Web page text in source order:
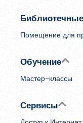
Помещение для
Обучение
Мастер-классы
Сервисы